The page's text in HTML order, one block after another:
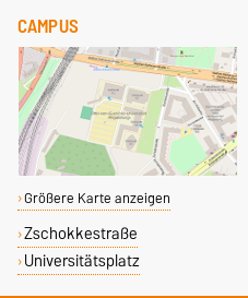
CAMPUS
Größere Karte anzeigen
Zschokkestraße
Universitätsplatz